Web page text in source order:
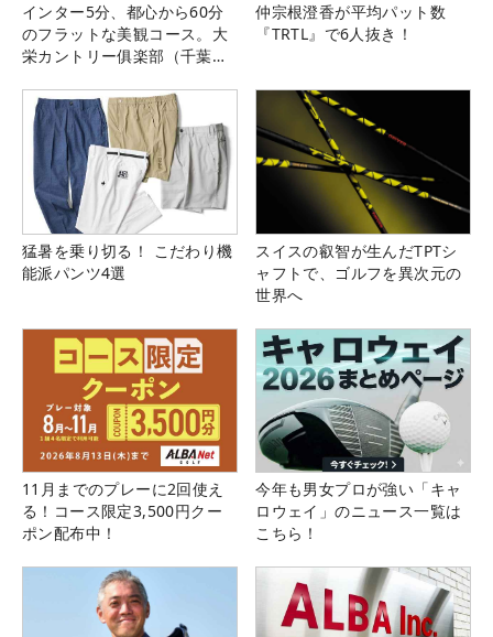
インター5分、都心から60分
のフラットな美観コース。大
栄カントリー俱楽部（千葉
仲宗根澄香が平均パット数
『TRTL』で6人抜き！
猛暑を乗り切る！ こだわり機
能派パンツ4選
スイスの叡智が生んだTPTシ
ャフトで、ゴルフを異次元の
世界へ
11月までのプレーに2回使え
る！コース限定3,500円クー
ポン配布中！
今年も男女プロが強い「キャ
ロウェイ」のニュース一覧は
こちら！